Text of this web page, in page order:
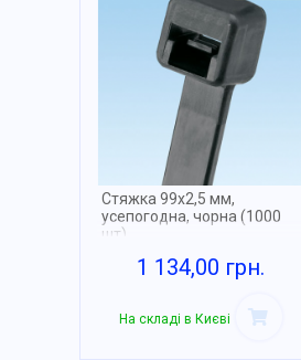
Cтяжка 99х2,5 мм,
усепогодна, чорна (1000
шт)
1 134,00 грн.
На складі в Києві